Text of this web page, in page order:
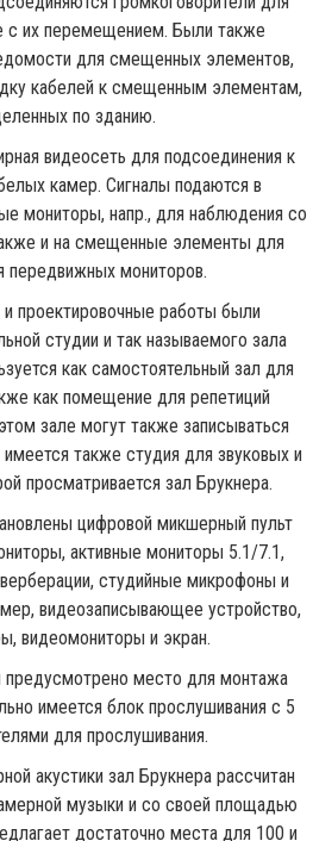
с их перемещением. Были также
для смещенных элементов,
кабелей к смещенным элементам,
по зданию.
видеосеть для подсоединения к
камер. Сигналы подаются в
мониторы, напр., для наблюдения со
и на смещенные элементы для
передвижных мониторов.
проектировочные работы были
студии и так называемого зала
как самостоятельный зал для
как помещение для репетиций
зале могут также записываться
также студия для звуковых и
просматривается зал Брукнера.
цифровой микшерный пульт
активные мониторы 5.1/7.1,
студийные микрофоны и
видеозаписывающее устройство,
видеомониторы и экран.
предусмотрено место для монтажа
имеется блок прослушивания с 5
для прослушивания.
акустики зал Брукнера рассчитан
музыки и со своей площадью
достаточно места для 100 и